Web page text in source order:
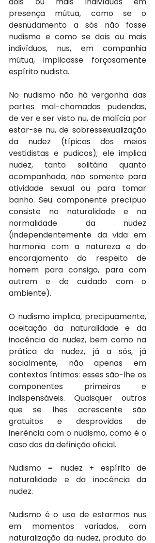
presença mútua, como se o
desnudamento a sós não fosse
nudismo e como se dois ou mais
indivíduos, nus, em companhia
mútua, implicasse forçosamente
espírito nudista.
No nudismo não há vergonha das
partes mal-chamadas pudendas,
de ver e ser visto nu, de malícia por
estar-se nu, de sobressexualização
da nudez (típicas dos meios
vestidistas e pudicos); ele implica
nudez, tanto solitária quanto
acompanhada, não somente para
atividade sexual ou para tomar
banho. Seu componente precípuo
consiste na naturalidade e na
normalidade da nudez
(independentemente da vida em
harmonia com a natureza e do
encorajamento do respeito de
homem para consigo, para com
outrem e de cuidado com o
ambiente).
O nudismo implica, precipuamente,
aceitação da naturalidade e da
inocência da nudez, bem como na
prática da nudez, já a sós, já
socialmente, não apenas em
contextos íntimos: esses são-lhe os
componentes primeiros e
indispensáveis. Quaisquer outros
que se lhes acrescente são
gratuitos e desprovidos de
inerência com o nudismo, como é o
caso dos da definição oficial.
Nudismo = nudez + espírito de
naturalidade e da inocência da
nudez.
Nudismo é o uso de estarmos nus
em momentos variados, com